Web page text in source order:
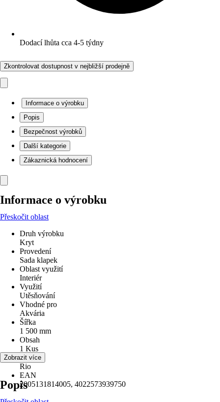
Dodací lhůta cca 4-5 týdny
Zkontrolovat dostupnost v nejbližší prodejně
Informace o výrobku
Popis
Bezpečnost výrobků
Další kategorie
Zákaznická hodnocení
Informace o výrobku
Přeskočit oblast
Druh výrobku
Kryt
Provedení
Sada klapek
Oblast využití
Interiér
Využití
Utěsňování
Vhodné pro
Akvária
Šířka
1 500 mm
Obsah
1 Kus
Série
Rio
EAN
2005131814005, 4022573939750
Zobrazit více
Popis